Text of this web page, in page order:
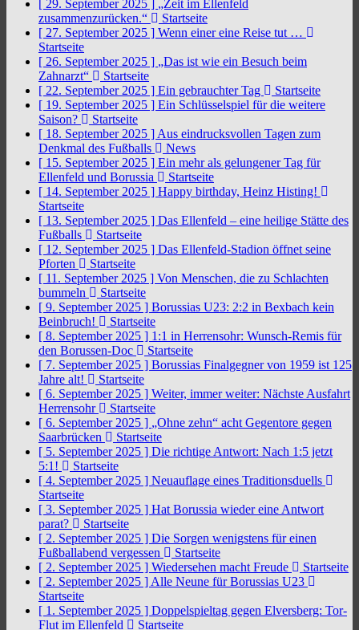
[ 29. September 2025 ] „Zeit im Ellenfeld
zusammenzurücken.“
Startseite
[ 27. September 2025 ] Wenn einer eine Reise tut …
Startseite
[ 26. September 2025 ] „Das ist wie ein Besuch beim
Zahnarzt“
Startseite
[ 22. September 2025 ] Ein gebrauchter Tag
Startseite
[ 19. September 2025 ] Ein Schlüsselspiel für die weitere
Saison?
Startseite
[ 18. September 2025 ] Aus eindrucksvollen Tagen zum
Denkmal des Fußballs
News
[ 15. September 2025 ] Ein mehr als gelungener Tag für
Ellenfeld und Borussia
Startseite
[ 14. September 2025 ] Happy birthday, Heinz Histing!
Startseite
[ 13. September 2025 ] Das Ellenfeld – eine heilige Stätte des
Fußballs
Startseite
[ 12. September 2025 ] Das Ellenfeld-Stadion öffnet seine
Pforten
Startseite
[ 11. September 2025 ] Von Menschen, die zu Schlachten
bummeln
Startseite
[ 9. September 2025 ] Borussias U23: 2:2 in Bexbach kein
Beinbruch!
Startseite
[ 8. September 2025 ] 1:1 in Herrensohr: Wunsch-Remis für
den Borussen-Doc
Startseite
[ 7. September 2025 ] Borussias Finalgegner von 1959 ist 125
Jahre alt!
Startseite
[ 6. September 2025 ] Weiter, immer weiter: Nächste Ausfahrt
Herrensohr
Startseite
[ 6. September 2025 ] „Ohne zehn“ acht Gegentore gegen
Saarbrücken
Startseite
[ 5. September 2025 ] Die richtige Antwort: Nach 1:5 jetzt
5:1!
Startseite
[ 4. September 2025 ] Neuauflage eines Traditionsduells
Startseite
[ 3. September 2025 ] Hat Borussia wieder eine Antwort
parat?
Startseite
[ 2. September 2025 ] Die Sorgen wenigstens für einen
Fußballabend vergessen
Startseite
[ 2. September 2025 ] Wiedersehen macht Freude
Startseite
[ 2. September 2025 ] Alle Neune für Borussias U23
Startseite
[ 1. September 2025 ] Doppelspieltag gegen Elversberg: Tor-
Flut im Ellenfeld
Startseite